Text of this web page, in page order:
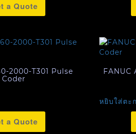
a Quote
2000-T301 Pulse
Coder
a Quote
FANUC
หยิบใส่ตะ